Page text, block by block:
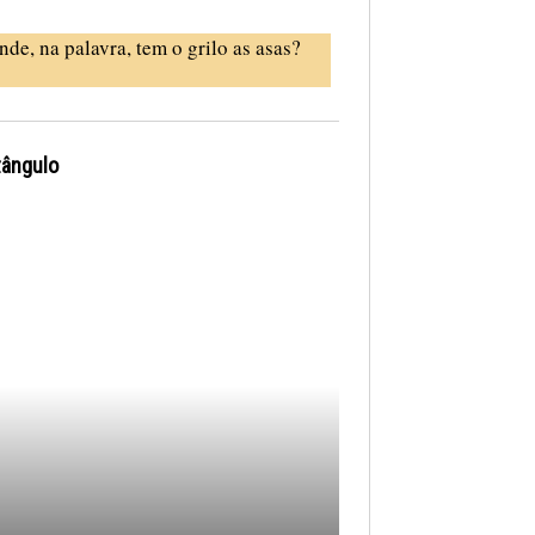
na palavra, tem o grilo as asas?